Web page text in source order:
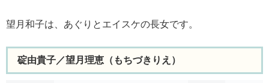
望月和子は、あぐりとエイスケの長女です。
碇由貴子／望月理恵（もちづきりえ）